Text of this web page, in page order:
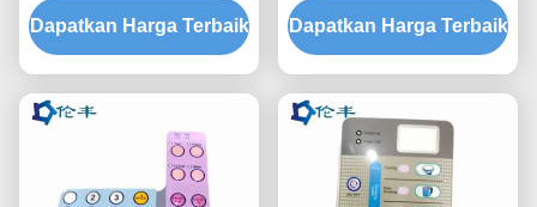
Dapatkan Harga Terbaik
Polikarbonat Pantone
Dapatkan Harga Terbaik